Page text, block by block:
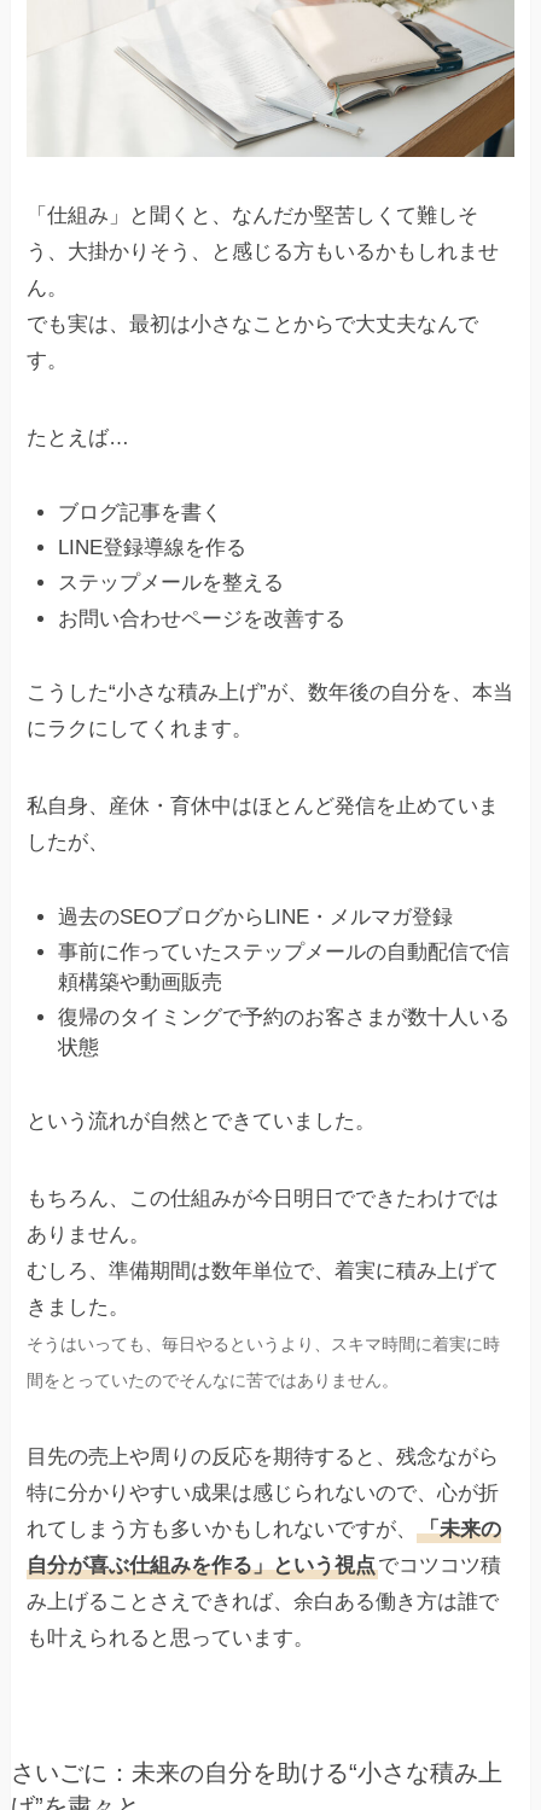
「仕組み」と聞くと、なんだか堅苦しくて難しそ
う、大掛かりそう、と感じる方もいるかもしれませ
ん。
でも実は、最初は小さなことからで大丈夫なんで
す。
たとえば…
ブログ記事を書く
LINE登録導線を作る
ステップメールを整える
お問い合わせページを改善する
こうした“小さな積み上げ”が、数年後の自分を、本当
にラクにしてくれます。
私自身、産休・育休中はほとんど発信を止めていま
したが、
過去のSEOブログからLINE・メルマガ登録
事前に作っていたステップメールの自動配信で信
頼構築や動画販売
復帰のタイミングで予約のお客さまが数十人いる
状態
という流れが自然とできていました。
もちろん、この仕組みが今日明日でできたわけでは
ありません。
むしろ、準備期間は数年単位で、着実に積み上げて
きました。
そうはいっても、毎日やるというより、スキマ時間に着実に時
間をとっていたのでそんなに苦ではありません。
目先の売上や周りの反応を期待すると、残念ながら
特に分かりやすい成果は感じられないので、心が折
れてしまう方も多いかもしれないですが、「未来の
自分が喜ぶ仕組みを作る」という視点でコツコツ積
み上げることさえできれば、余白ある働き方は誰で
も叶えられると思っています。
さいごに：未来の自分を助ける“小さな積み上